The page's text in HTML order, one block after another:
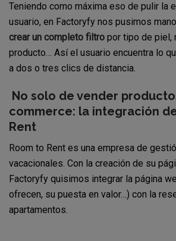
Teniendo como máxima eso de pulir la
usuario, en Factoryfy nos pusimos
crear un completo filtro por tipo de piel,
producto… Así el usuario encuentra lo
a dos o tres clics de distancia.
No solo de vender
commerce: la integración
Rent
Room to Rent es una empresa de
vacacionales. Con la creación de su
Factoryfy quisimos integrar la página
ofrecen, su puesta en valor…) con la
apartamentos.